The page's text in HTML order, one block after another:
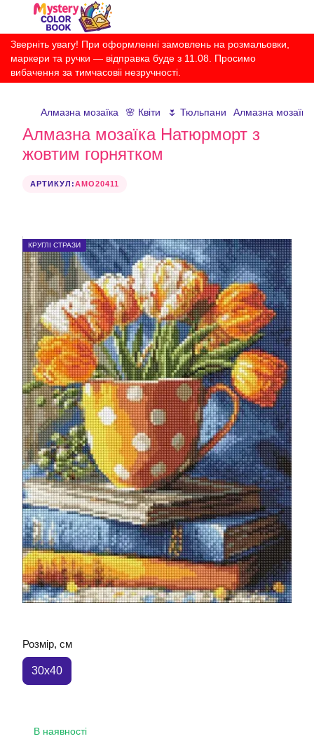
Зверніть увагу! При оформленні замовлень на розмальовки,
маркери та ручки — відправка буде з 11.08. Просимо
вибачення за тимчасовіі незручності.
Алмазна мозаїка 🌸 Квіти 🌷 Тюльпани Алмазна
Алмазна мозаїка Натюрморт з
жовтим горнятком
АРТИКУЛ:AMO20411
КРУГЛІ СТРАЗИ
Розмір, см
30x40
В наявності